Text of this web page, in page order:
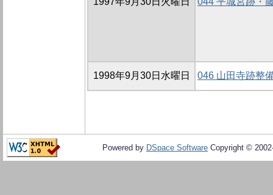
1998年9月30日水曜日 046 山田寺跡整
Powered by DSpace Software Copyright ©